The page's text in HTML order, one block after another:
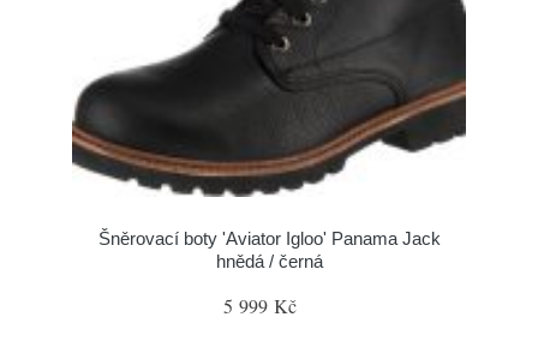
Šněrovací boty 'Aviator Igloo' Panama Jack
hnědá / černá
5 999 Kč